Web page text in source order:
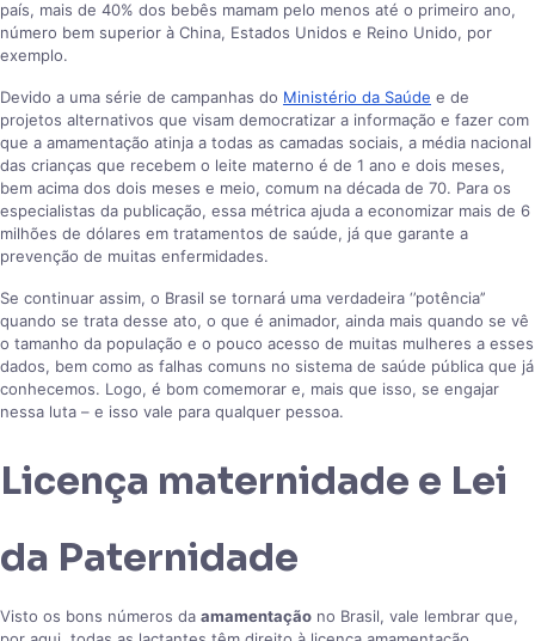
país, mais de 40% dos bebês mamam pelo menos até o primeiro ano,
número bem superior à China, Estados Unidos e Reino Unido, por
exemplo.
Devido a uma série de campanhas do Ministério da Saúde e de
projetos alternativos que visam democratizar a informação e fazer com
que a amamentação atinja a todas as camadas sociais, a média nacional
das crianças que recebem o leite materno é de 1 ano e dois meses,
bem acima dos dois meses e meio, comum na década de 70. Para os
especialistas da publicação, essa métrica ajuda a economizar mais de 6
milhões de dólares em tratamentos de saúde, já que garante a
prevenção de muitas enfermidades.
Se continuar assim, o Brasil se tornará uma verdadeira ‘’potência’’
quando se trata desse ato, o que é animador, ainda mais quando se vê
o tamanho da população e o pouco acesso de muitas mulheres a esses
dados, bem como as falhas comuns no sistema de saúde pública que já
conhecemos. Logo, é bom comemorar e, mais que isso, se engajar
nessa luta – e isso vale para qualquer pessoa.
Licença maternidade e Lei
da Paternidade
Visto os bons números da amamentação no Brasil, vale lembrar que,